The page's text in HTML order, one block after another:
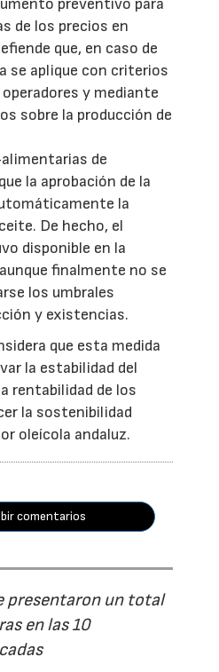
preventivo para
de los precios en
que, en caso de
se aplique con criterios
y mediante
sobre la producción de
de
la aprobación de la
la
De hecho, el
disponible en la
finalmente no se
los umbrales
y existencias.
que esta medida
la estabilidad del
rentabilidad de los
la sostenibilidad
oleícola andaluz.
comentarios
presentaron un total
en las 10